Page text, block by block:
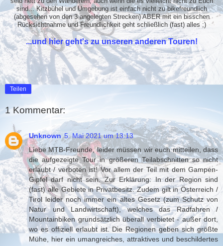
sind... Kitzbühel und Umgebung ist einfach nicht zu bikefreundlich
(abgesehen von den 3 angelegten Strecken) ABER mit ein bisschen
Rücksichtnahme und Freundlichkeit geht schließlich (fast) alles ;)
...und hier geht's zu unseren anderen Touren!
Teilen
1 Kommentar:
Unknown 5. Mai 2021 um 13:13
Liebe MTB-Freunde, leider müssen wir euch mitteilen, dass
die aufgezeigte Tour in größeren Teilabschnitten so nicht
erlaubt / verboten ist! Vor allem der Teil mit dem Gampen-
Gipfel darf nicht sein. Zur Erklärung: In der Region sind
(fast) alle Gebiete in Privatbesitz. Zudem gilt in Österreich /
Tirol leider noch immer ein altes Gesetz (zum Schutz von
Natur und Landwirtschaft), welches das Radfahren /
Mountainbiken grundsätzlich überall verbietet - außer dort,
wo es offiziell erlaubt ist. Die Regionen geben sich größte
Mühe, hier ein umangreiches, attraktives und beschildertes